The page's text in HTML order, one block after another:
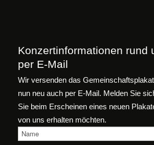
Konzertinformationen rund
per E-Mail
Wir versenden das
nun neu auch per E-Mail. Melden Sie
Sie beim Erscheinen eines neuen
von uns erhalten möchten.